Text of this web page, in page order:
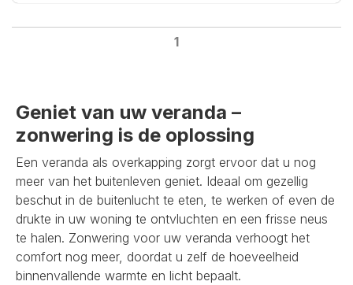
1
Geniet van uw veranda –
zonwering is de oplossing
Een veranda als overkapping zorgt ervoor dat u nog
meer van het buitenleven geniet. Ideaal om gezellig
beschut in de buitenlucht te eten, te werken of even de
drukte in uw woning te ontvluchten en een frisse neus
te halen. Zonwering voor uw veranda verhoogt het
comfort nog meer, doordat u zelf de hoeveelheid
binnenvallende warmte en licht bepaalt.